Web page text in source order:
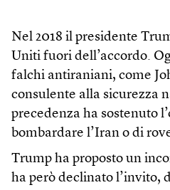
Nel 2018 il presidente
Uniti fuori dell’accordo.
falchi antiraniani, come
consulente alla sicurezza
precedenza ha sostenuto
bombardare l’Iran o di
Trump ha proposto un
ha però declinato l’invito,